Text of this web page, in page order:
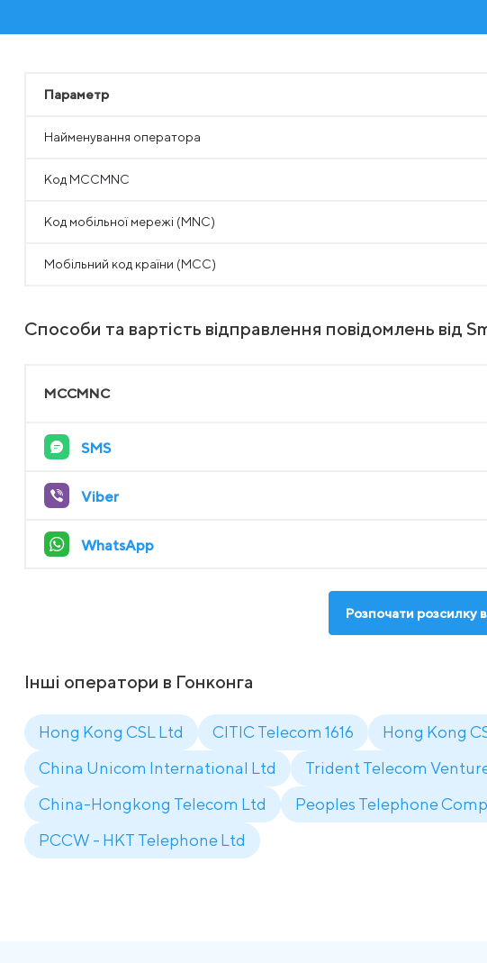
Параметр
Найменування оператора
Код MCCMNC
Код мобільної мережі (MNC)
Мобільний код країни (MCC)
Способи та вартість відправлення повідомлень від
MCCMNC
SMS
Viber
WhatsApp
Розпочати розсилку
Інші оператори в Гонконга
Hong Kong CSL Ltd CITIC Telecom 1616 Hong Kong
China Unicom International Ltd
Trident Telecom
China-Hongkong Telecom Ltd
Peoples Telephone
PCCW - HKT Telephone Ltd